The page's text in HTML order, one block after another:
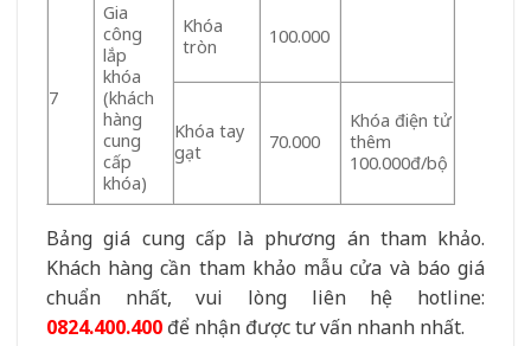
7
Gia
công
lắp
khóa
(khách
hàng
cung
cấp
khóa)
Khóa
tròn
100.000
Khóa tay
gạt
70.000
Khóa điện tử
thêm
100.000đ/bộ
Bảng giá cung cấp là phương án tham khảo.
Khách hàng cần tham khảo mẫu cửa và báo giá
chuẩn nhất, vui lòng liên hệ hotline:
0824.400.400 để nhận được tư vấn nhanh nhất.